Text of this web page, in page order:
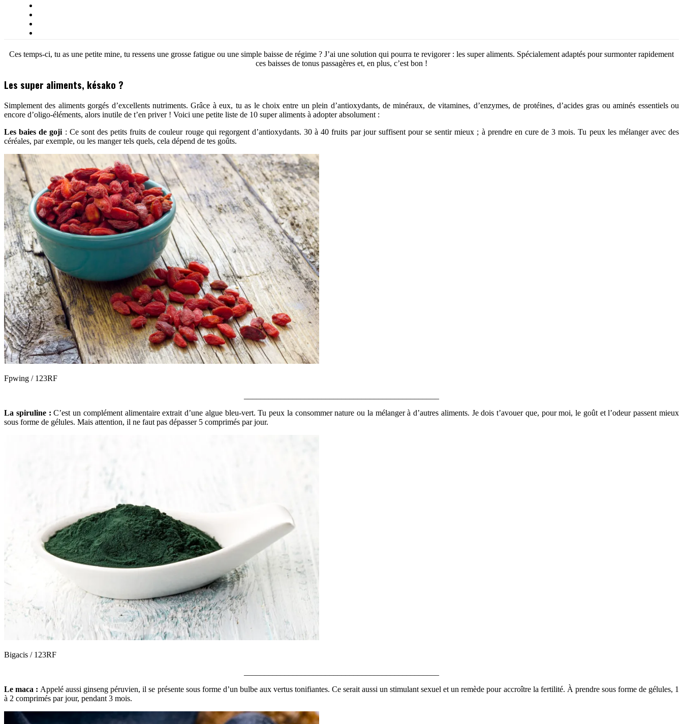
Ces temps-ci, tu as une petite mine, tu ressens une grosse fatigue ou une simple baisse de régime ? J’ai une solution qui pourra te revigorer : les super aliments. Spécialement adaptés pour surmonter rapidement
ces baisses de tonus passagères et, en plus, c’est bon !
Les super aliments, késako ?
Simplement des aliments gorgés d’excellents nutriments. Grâce à eux, tu as le choix entre un plein d’antioxydants, de minéraux, de vitamines, d’enzymes, de protéines, d’acides gras ou aminés essentiels ou
encore d’oligo-éléments, alors inutile de t’en priver ! Voici une petite liste de 10 super aliments à adopter absolument :
Les baies de goji : Ce sont des petits fruits de couleur rouge qui regorgent d’antioxydants. 30 à 40 fruits par jour suffisent pour se sentir mieux ; à prendre en cure de 3 mois. Tu peux les mélanger avec des
céréales, par exemple, ou les manger tels quels, cela dépend de tes goûts.
Fpwing / 123RF
La spiruline :C’est un complément alimentaire extrait d’une algue bleu-vert. Tu peux la consommer nature ou la mélanger à d’autres aliments. Je dois t’avouer que, pour moi, le goût et l’odeur passent mieux
sous forme de gélules. Mais attention, il ne faut pas dépasser 5 comprimés par jour.
Bigacis / 123RF
Le maca : Appelé aussi ginseng péruvien, il se présente sous forme d’un bulbe aux vertus tonifiantes. Ce serait aussi un stimulant sexuel et un remède pour accroître la fertilité. À prendre sous forme de gélules, 1
à 2 comprimés par jour, pendant 3 mois.